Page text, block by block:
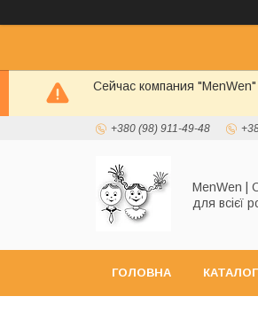
Сейчас компания
+380 (98) 911-49-48
MenWen |
для всієї
ГОЛОВНА КАТАЛОГ